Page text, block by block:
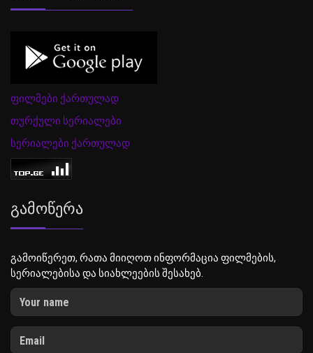
ფილმები ქართულად
თურქული სერიალები
სერიალები ქართულად
Გამოწერა
გამოიწერეთ, რათა მიიღოთ ინფორმაცია ფილმების,
სერიალებისა და სიახლეების შესახებ.